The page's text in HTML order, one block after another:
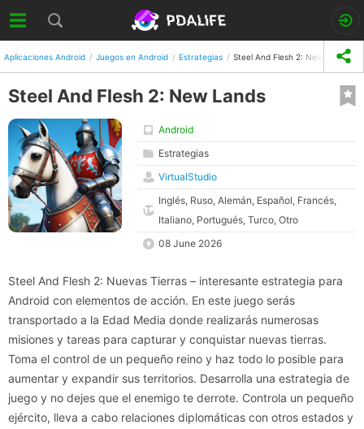
Aplicaciones Android Juegos en Android Estrategias Steel And Flesh 2: New Lands
Steel And Flesh 2: New Lands
Android
Estrategias
VirtualStudio
Inglés, Ruso, Alemán, Español, Francés,
Italiano, Portugués, Turco, Otro
08 June 2026
Steel And Flesh 2: Nuevas Tierras – interesante estrategia para
Android con elementos de acción. En este juego serás
transportado a la Edad Media donde realizarás numerosas
misiones y tareas para capturar y conquistar nuevas tierras.
Toma el control de un pequeño reino y haz todo lo posible para
aumentar y expandir sus territorios. Desarrolla una estrategia de
juego y no dejes que el enemigo te derrote. Controla un pequeño
ejército, lleva a cabo relaciones diplomáticas con otros estados y